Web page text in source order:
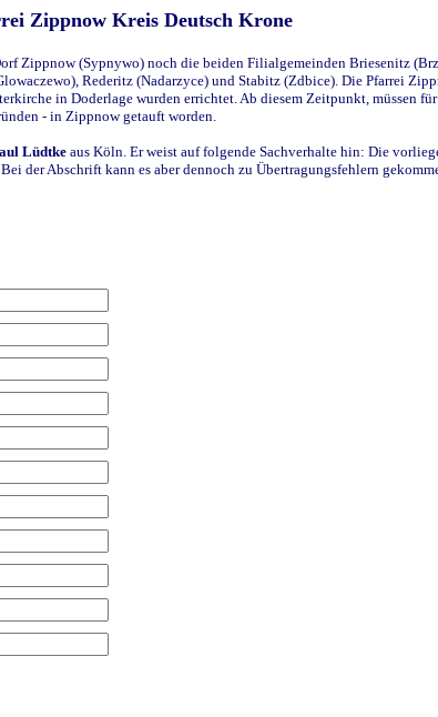
Zippnow Kreis Deutsch Krone
Zippnow (Sypnywo) noch die beiden Filialgemeinden Briesenitz
Rederitz (Nadarzyce) und Stabitz (Zdbice). Die Pfarrei
in Doderlage wurden errichtet. Ab diesem Zeitpunkt, müssen
- in Zippnow getauft worden.
Lüdtke aus Köln. Er weist auf folgende Sachverhalte hin: Die
der Abschrift kann es aber dennoch zu Übertragungsfehlern